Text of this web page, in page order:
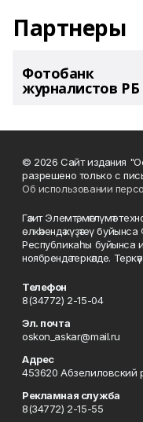
Партнеры
Фотобанк
журналистов РБ
© 2026 Сайт издания
разрешено только с
Об использовании
Гәзит Элемтә, мәғлүмәт
өлкәһендә күҙәтеү
Республикаһы буйынса
ноябрендә теркәлде.
Телефон
8(34772) 2-15-04
Эл. почта
oskon_askar@mail.ru
Адрес
453620 Абзелиловский
Рекламная служба
8(34772) 2-15-55